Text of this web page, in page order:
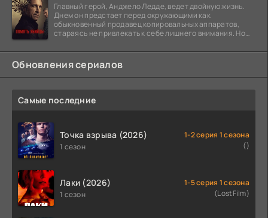
Главный герой, Анджело Ледде, ведет двойную жизнь.
Днем он предстает перед окружающими как
обыкновенный продавец копировальных аппаратов,
стараясь не привлекать к себе лишнего внимания. Но
Обновления сериалов
Самые последние
Точка взрыва (2026)
1 сезон
1-2 серия 1 сезона
()
Лаки (2026)
1 сезон
1-5 серия 1 сезона
(LostFilm)